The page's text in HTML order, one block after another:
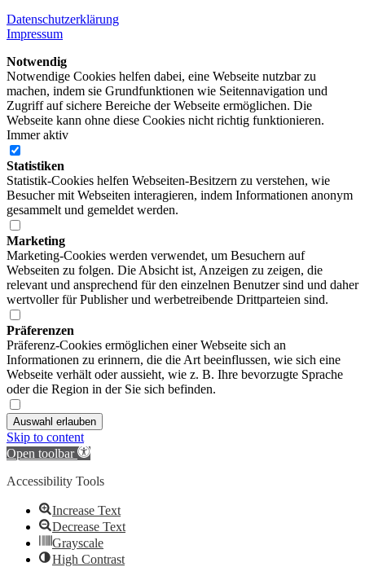
Datenschutzerklärung
Impressum
Notwendig
Notwendige Cookies helfen dabei, eine Webseite nutzbar zu
machen, indem sie Grundfunktionen wie Seitennavigation und
Zugriff auf sichere Bereiche der Webseite ermöglichen. Die
Webseite kann ohne diese Cookies nicht richtig funktionieren.
Immer aktiv
Statistiken
Statistik-Cookies helfen Webseiten-Besitzern zu verstehen, wie
Besucher mit Webseiten interagieren, indem Informationen anonym
gesammelt und gemeldet werden.
Marketing
Marketing-Cookies werden verwendet, um Besuchern auf
Webseiten zu folgen. Die Absicht ist, Anzeigen zu zeigen, die
relevant und ansprechend für den einzelnen Benutzer sind und daher
wertvoller für Publisher und werbetreibende Drittparteien sind.
Präferenzen
Präferenz-Cookies ermöglichen einer Webseite sich an
Informationen zu erinnern, die die Art beeinflussen, wie sich eine
Webseite verhält oder aussieht, wie z. B. Ihre bevorzugte Sprache
oder die Region in der Sie sich befinden.
Auswahl erlauben
Skip to content
Open toolbar
Accessibility Tools
Increase Text
Decrease Text
Grayscale
High Contrast